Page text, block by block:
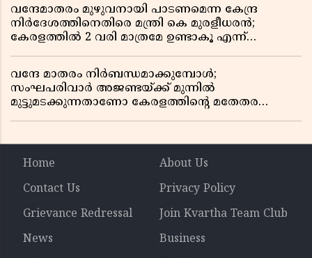
വന്ദേമാതരം മുഴുവനായി പാടണമെന്ന കേന്ദ്ര
നിർദേശത്തിനെതിരെ മന്ത്രി കെ മുരളീധരൻ;
കേരളത്തിൽ 2 വരി മാത്രമേ ഉണ്ടാകൂ എന്ന്
വന്ദേ മാതരം നിർബന്ധമാക്കുമ്പോൾ;
സംഘപരിവാർ അജണ്ടയ്ക്ക് മുന്നിൽ
മുട്ടുമടക്കുന്നതാണോ കേരളത്തിന്റെ മതേതര
Home
About Us
Contact Us
Privacy Policy
Grievance Redressal
Join Kvartha Team Club
News
Business